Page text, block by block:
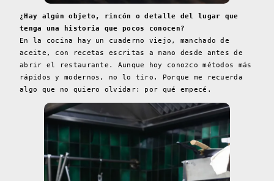
¿Hay algún objeto, rincón o detalle del lugar que
tenga una historia que pocos conocen?
En la cocina hay un cuaderno viejo, manchado de
aceite, con recetas escritas a mano desde antes de
abrir el restaurante. Aunque hoy conozco métodos más
rápidos y modernos, no lo tiro. Porque me recuerda
algo que no quiero olvidar: por qué empecé.